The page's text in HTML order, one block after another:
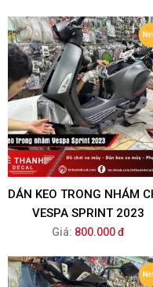
DÁN KEO TRONG NHÁM
VESPA SPRINT 2023
Giá: 800.000 đ